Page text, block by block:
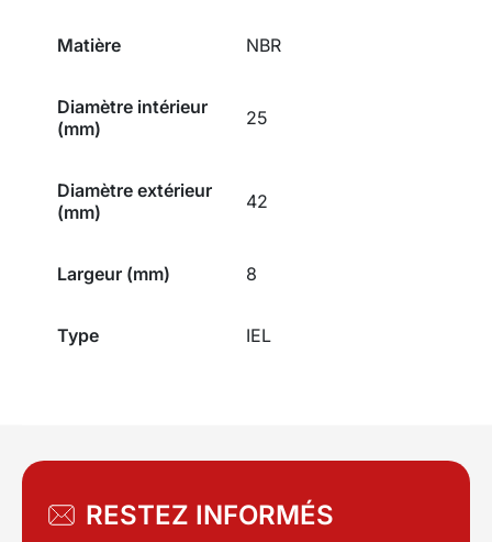
Matière NBR
Diamètre intérieur
(mm)
25
Diamètre extérieur
(mm)
42
Largeur (mm) 8
Type IEL
RESTEZ INFORMÉS